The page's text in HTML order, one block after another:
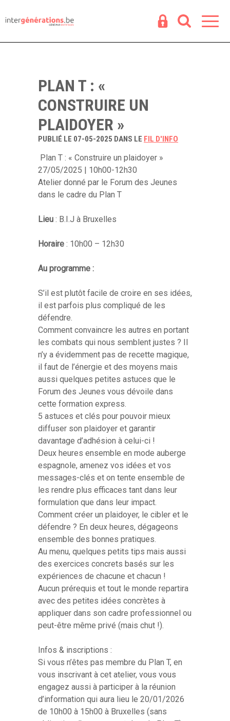
PLAN T : «
CONSTRUIRE UN
PLAIDOYER »
PUBLIÉ LE 07-05-2025 DANS LE FIL D'INFO
Plan T : « Construire un plaidoyer »
27/05/2025 | 10h00-12h30
Atelier donné par le Forum des Jeunes
dans le cadre du Plan T
Lieu : B.I.J à Bruxelles
Horaire : 10h00 – 12h30
Au programme :
S’il est plutôt facile de croire en ses idées,
il est parfois plus compliqué de les
défendre.
Comment convaincre les autres en portant
les combats qui nous semblent justes ? Il
n’y a évidemment pas de recette magique,
il faut de l’énergie et des moyens mais
aussi quelques petites astuces que le
Forum des Jeunes vous dévoile dans
cette formation express.
5 astuces et clés pour pouvoir mieux
diffuser son plaidoyer et garantir
davantage d’adhésion à celui-ci !
Deux heures ensemble en mode auberge
espagnole, amenez vos idées et vos
messages-clés et on tente ensemble de
les rendre plus efficaces tant dans leur
formulation que dans leur impact.
Comment créer un plaidoyer, le cibler et le
défendre ? En deux heures, dégageons
ensemble des bonnes pratiques.
Au menu, quelques petits tips mais aussi
des exercices concrets basés sur les
expériences de chacune et chacun !
Aucun prérequis et tout le monde repartira
avec des petites idées concrètes à
appliquer dans son cadre professionnel ou
peut-être même privé (mais chut !).
Infos & inscriptions :
Si vous n’êtes pas membre du Plan T, en
vous inscrivant à cet atelier, vous vous
engagez aussi à participer à la réunion
d’information qui aura lieu le 20/01/2026
de 10h00 à 15h00 à Bruxelles (sans